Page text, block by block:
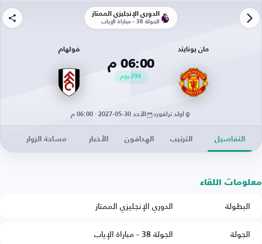
الدوري الإنجليزي الممتاز
الجولة 38 - مباراة الإياب
مان يونايتد
06:00 م
294يوم
فولهام
أولد ترافورد الأحد 30-05-2027 · 06:00 م
التفاصيل الترتيب الهدافون الأخبار مساحة الزوار
معلومات اللقاء
البطولة
الدوري الإنجليزي الممتاز
الجولة
الجولة 38 - مباراة الإياب